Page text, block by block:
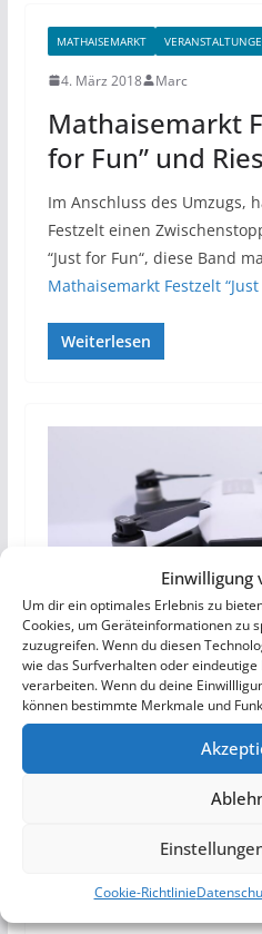
Einwilligung
Um dir ein optimales Erlebnis zu
Cookies, um Geräteinformationen zu
zuzugreifen. Wenn du diesen
wie das Surfverhalten oder eindeutige
verarbeiten. Wenn du deine
können bestimmte Merkmale und
Cookie-Richtlinie
MATHAISEMARKT
4. März 2018 Marc
Mathaisemarkt
for Fun” und
Im Anschluss des Umzugs,
Festzelt einen
“Just for Fun“, diese Band
Mathaisemarkt Festzelt
Weiterlesen
FOTOGRAFIE/ VIDEOS TECHNIK
3. Januar 2018 Marc
Unser Jahr mit
Test,
Erfahrungen. Wir haben